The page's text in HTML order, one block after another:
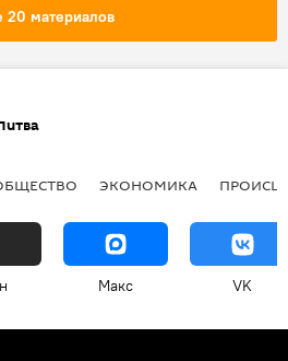
20 материалов
ЭКОНОМИКА
Макс VK